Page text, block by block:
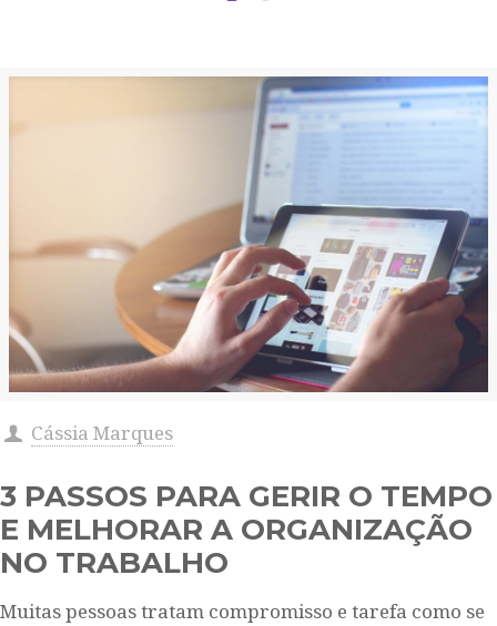
Cássia Marques
3 PASSOS PARA GERIR O TEMPO
E MELHORAR A ORGANIZAÇÃO
NO TRABALHO
Muitas pessoas tratam compromisso e tarefa como se